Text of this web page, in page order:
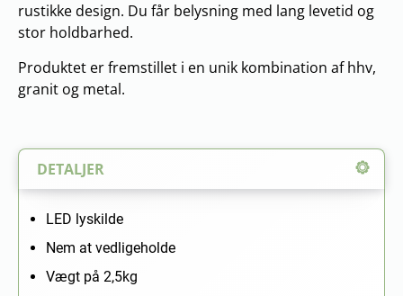
DETALJER
LED lyskilde
Nem at vedligeholde
Vægt på 2,5kg
rustikke design. Du får belysning med lang levetid og
stor holdbarhed.
Produktet er fremstillet i en unik kombination af hhv,
granit og metal.